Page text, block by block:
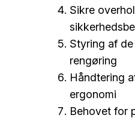
Sikre
Styring af
rengøring
Håndtering
ergonomi
Behovet for